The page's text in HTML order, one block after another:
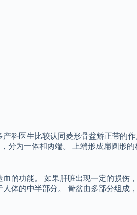
科医生比较认同菱形骨盆矫正带的
分为一体和两端。 上端形成扁圆形
的功能。 如果肝脏出现一定的损
体的中半部分。 骨盆由多部分组成